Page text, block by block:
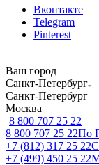
Вконтакте
Telegram
Pinterest
Ваш город
Санкт-Петербург
Санкт-Петербург
Москва
8 800 707 25 22
8 800 707 25 22По
+7 (812) 317 25 22
+7 (499) 450 25 22